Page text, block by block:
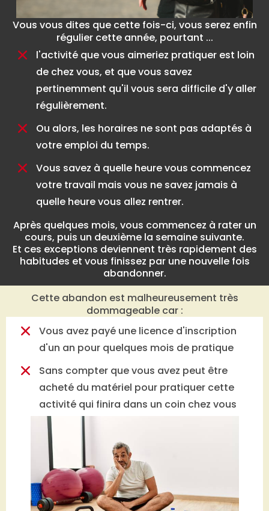
Vous vous dites que cette fois-ci, vous serez enfin
régulier cette année, pourtant ...
l'activité que vous aimeriez pratiquer est loin
de chez vous, et que vous savez
pertinemment qu'il vous sera difficile d'y aller
régulièrement.
Ou alors, les horaires ne sont pas adaptés à
votre emploi du temps.
Vous savez à quelle heure vous commencez
votre travail mais vous ne savez jamais à
quelle heure vous allez rentrer.
Après quelques mois, vous commencez à rater un
cours, puis un deuxième la semaine suivante.
Et ces exceptions deviennent très rapidement des
habitudes et vous finissez par une nouvelle fois
abandonner.
Cette abandon est malheureusement très
dommageable car :
Vous avez payé une licence d'inscription
d'un an pour quelques mois de pratique
Sans compter que vous avez peut être
acheté du matériel pour pratiquer cette
activité qui finira dans un coin chez vous